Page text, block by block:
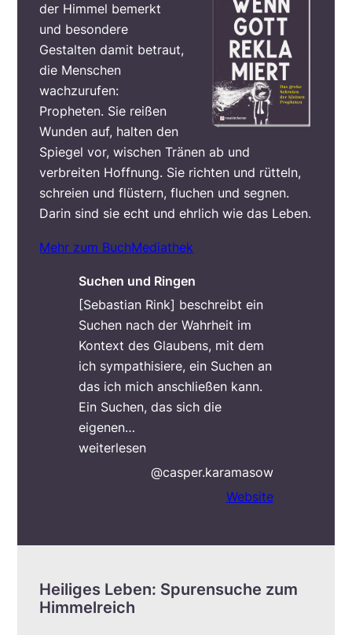
der Himmel bemerkt
und besondere
Gestalten damit betraut,
die Menschen
wachzurufen:
Propheten. Sie reißen
Wunden auf, halten den
Spiegel vor, wischen Tränen ab und
verbreiten Hoffnung. Sie richten und rütteln,
schreien und flüstern, fluchen und segnen.
Darin sind sie echt und ehrlich wie das Leben.
Mehr zum BuchMediathek
Suchen und Ringen
[Sebastian Rink] beschreibt ein
Suchen nach der Wahrheit im
Kontext des Glaubens, mit dem
ich sympathisiere, ein Suchen an
das ich mich anschließen kann.
Ein Suchen, das sich die
eigenen…
weiterlesen„Suchen und Ringen“
@casper.karamasow
Website
Heiliges Leben: Spurensuche zum
Himmelreich